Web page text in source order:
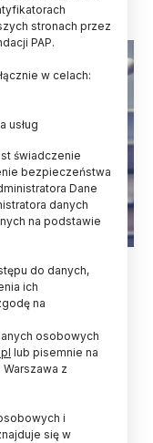
rządowy projekt
oraz
w Łodzi, od 1
stronach przez
PAP.
w celach:
usług
świadczenie
bezpieczeństwa
Dane
danych
na podstawie
do danych,
ich
na
osobowych
lub pisemnie na
z
i
się w